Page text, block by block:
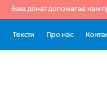
Ваш донат допомагає нам
Тексти Про нас